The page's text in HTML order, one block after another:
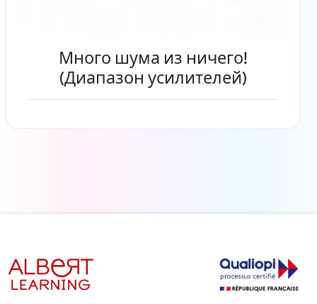
Много шума из ничего!
(Диапазон усилителей)